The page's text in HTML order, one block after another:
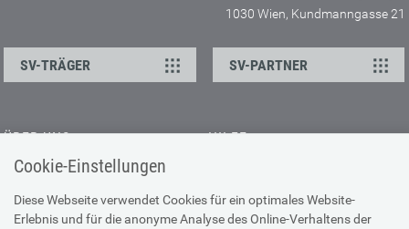
Cookie-Einstellungen
Diese Webseite verwendet Cookies für ein optimales Website-
Erlebnis und für die anonyme Analyse des Online-Verhaltens der
1030 Wien, Kundmanngasse 21
SV-TRÄGER SV-PARTNER
ÜBER UNS
Kontakt
Offene Stellen
Presse
HILFE
Browser-Info & Sicherheit
Hilfe zur Suche